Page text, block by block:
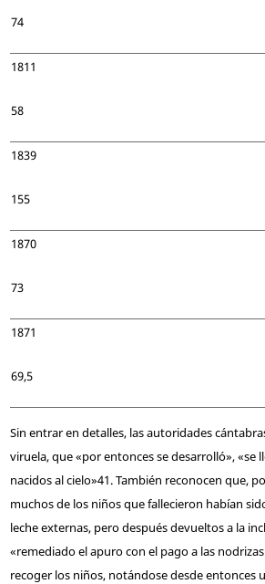
74
1811
58
1839
155
1870
73
1871
69,5
Sin entrar en detalles, las autoridades
viruela, que «por entonces se desarrolló», «se
nacidos al cielo»41. También reconocen que,
muchos de los niños que fallecieron habían
leche externas, pero después devueltos a la
«remediado el apuro con el pago a las
recoger los niños, notándose desde entonces